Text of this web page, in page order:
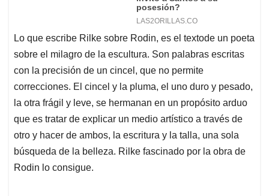
Lo que escribe Rilke sobre Rodin, es el textode un poeta
sobre el milagro de la escultura. Son palabras escritas
con la precisión de un cincel, que no permite
correcciones. El cincel y la pluma, el uno duro y pesado,
la otra frágil y leve, se hermanan en un propósito arduo
que es tratar de explicar un medio artístico a través de
otro y hacer de ambos, la escritura y la talla, una sola
búsqueda de la belleza. Rilke fascinado por la obra de
Rodin lo consigue.